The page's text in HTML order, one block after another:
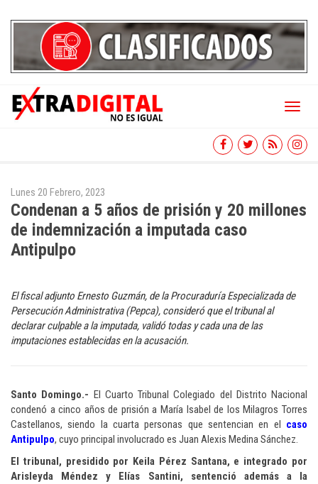
Toggle
Lunes 20 Febrero, 2023
Condenan a 5 años de prisión y 20 millones
de indemnización a imputada caso
Antipulpo
El fiscal adjunto Ernesto Guzmán, de la Procuraduría Especializada de
Persecución Administrativa (Pepca), consideró que el tribunal al
declarar culpable a la imputada, validó todas y cada una de las
imputaciones establecidas en la acusación.
Santo Domingo.- El Cuarto Tribunal Colegiado del Distrito Nacional
condenó a cinco años de prisión a María Isabel de los Milagros Torres
Castellanos, siendo la cuarta personas que sentencian en el caso
Antipulpo, cuyo principal involucrado es Juan Alexis Medina Sánchez.
El tribunal, presidido por Keila Pérez Santana, e integrado por
Arisleyda Méndez y Elías Santini, sentenció además a la